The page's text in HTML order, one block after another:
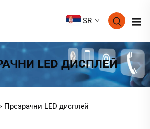
SR
LED ДИСПЛЕЙ
Прозрачни LED дисплей